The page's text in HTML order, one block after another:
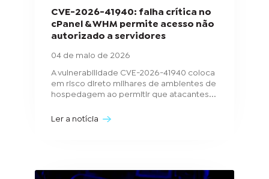
CVE-2026-41940: falha crítica no
cPanel & WHM permite acesso não
autorizado a servidores
04 de maio de 2026
A vulnerabilidade CVE-2026-41940 coloca
em risco direto milhares de ambientes de
hospedagem ao permitir que atacantes...
Ler a notícia